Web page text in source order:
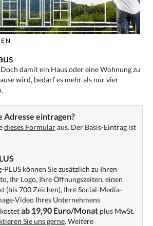
damit ein Haus oder eine Wohnung zu
wird, bedarf es mehr als nur vier
Adresse eintragen?
dieses Formularaus. Der Basis-Eintrag ist
können Sie zusätzlich zu Ihren
Ihr Logo, Ihre Öffnungszeiten, einen
(bis 700 Zeichen), Ihre Social-Media-
Video Ihres Unternehmens
ab 19,90 Euro/Monat plus MwSt.
Sie uns gerne. Weitere